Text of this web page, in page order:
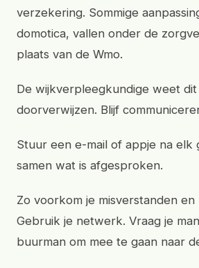
verzekering. Sommige
domotica, vallen onder de
plaats van de Wmo.
De wijkverpleegkundige weet
doorverwijzen. Blijf
Stuur een e-mail of appje na elk
samen wat is afgesproken.
Zo voorkom je misverstanden en
Gebruik je netwerk. Vraag je
buurman om mee te gaan naar